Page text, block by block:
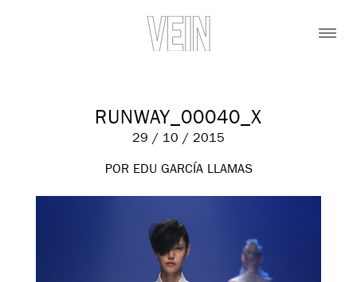
RUNWAY_00040_X
29 / 10 / 2015
POR EDU GARCÍA LLAMAS